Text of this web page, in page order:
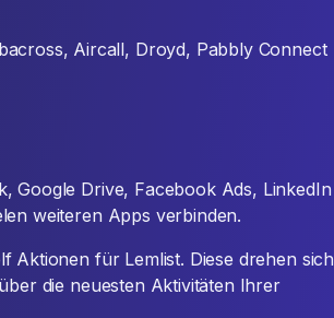
Aircall, Droyd, Pabbly Connect
Google Drive, Facebook Ads, LinkedIn
weiteren Apps verbinden.
Aktionen für Lemlist. Diese drehen sich
die neuesten Aktivitäten Ihrer